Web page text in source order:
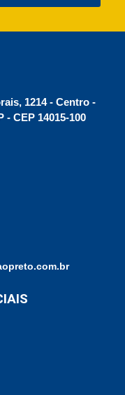
1214 - Centro -
- CEP 14015-100